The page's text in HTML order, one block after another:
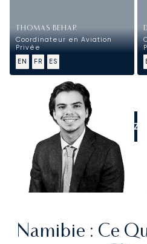
THOMAS BEHAR
Coordinateur en Aviation
Privée
EN
FR ES
Namibie : Ce